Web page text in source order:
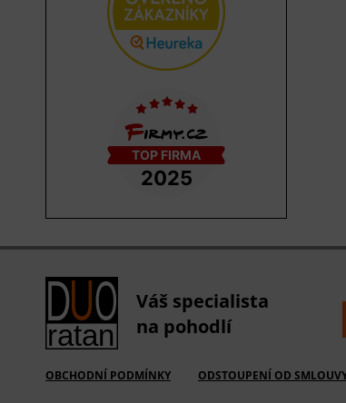
Váš specialista
na pohodlí
OBCHODNÍ PODMÍNKY ODSTOUPENÍ OD